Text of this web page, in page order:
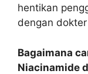
hentikan
dengan
Bagaimana
Niacinamide